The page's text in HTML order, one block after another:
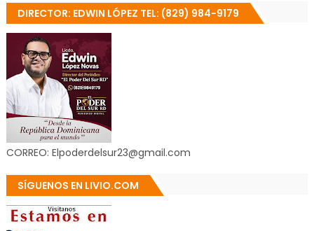
DIRECTOR: EDWIN LÓPEZ TEL: (829) 984-9179
CORREO: Elpoderdelsur23@gmail.com
SÍGUENOS EN LIVIO.COM